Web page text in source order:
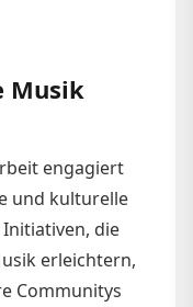
Musik
engagiert
und kulturelle
die
erleichtern,
Communitys